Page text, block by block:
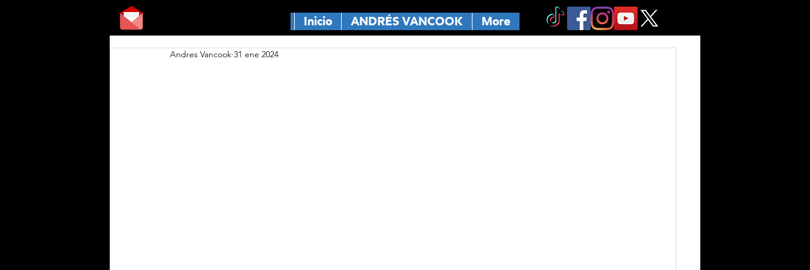
Inicio ANDRÉS VANCOOK More
Andres Vancook 31 ene 2024